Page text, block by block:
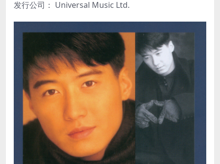
发行公司： Universal Music Ltd.